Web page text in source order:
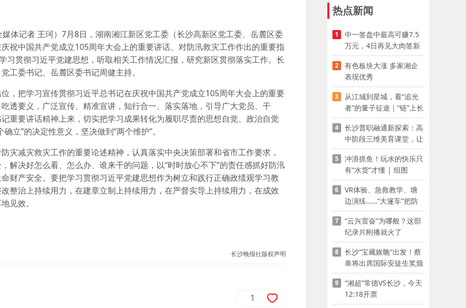
体记者 王珂） 7月8日，湖南湘江新区党工委（长沙高新区党工委、岳麓区委
祝中国共产党成立105周年大会上的重要讲话、对防汛救灾工作作出的重要指
习贯彻习近平党建思想，听取相关工作情况汇报，研究新区贯彻落实工作。长
工委书记、岳麓区委书记周健主持。
，把学习宣传贯彻习近平总书记在庆祝中国共产党成立105周年大会上的重要
透要义，广泛宣传、精准宣讲，知行合一、落实落地，引导广大党员、干
重要讲话精神上来，切实把学习成果转化为履职尽责的思想自觉、政治自觉
立”的决定性意义，坚决做到“两个维护”。
灾减灾救灾工作的重要论述精神，认真落实中央决策部署和省市工作要求，
解决好怎么看、怎么办、谁来干的问题，以“时时放心不下”的责任感抓好防汛
财产安全。要把学习贯彻习近平党建思想作为树立和践行正确政绩观学习教
整治上持续用力，在建章立制上持续用力，在严督实导上持续用力，在成效
见效。
长沙晚报社版权声明
1
热点新闻
1
中一签盘中最高可赚7.5
万元，4日再见大肉签新
股
2
有色板块大涨 多家湘企
表现优秀
3
从江城到星城，看“追光
者”的量子征途｜“链”上长
沙 “才”够硬核
4
长沙普职融通新探索：高
中阶段三维美育课堂，让
少年向美而生
5
冲浪抓鱼！玩水的快乐只
有“水货”才懂 | 组图
6
VR体验、急救教学、塘
边演练……“大篷车”把防
溺水课堂搬到乡村青少年
家门口
7
“云兴雷奋”为哪般？这部
纪录片刚播就火了
8
长沙“宝藏娭毑”出发！蔡
皋将出席国际安徒生奖颁
奖典礼并领奖
9
“湘超”常德VS长沙，今天
12:18开票